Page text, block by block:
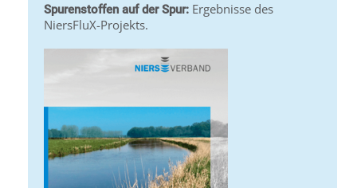
Spurenstoffen auf der Spur: Ergebnisse des
NiersFluX-Projekts.